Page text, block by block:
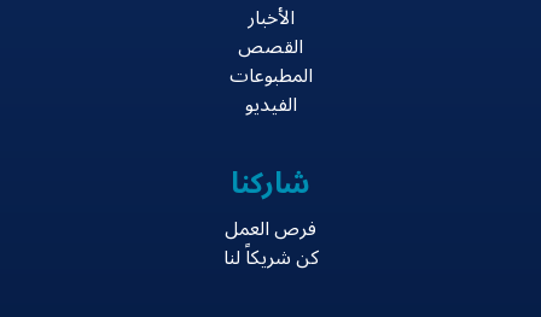
الأخبار
القصص
المطبوعات
الفيديو
شاركنا
فرص العمل
كن شريكاً لنا